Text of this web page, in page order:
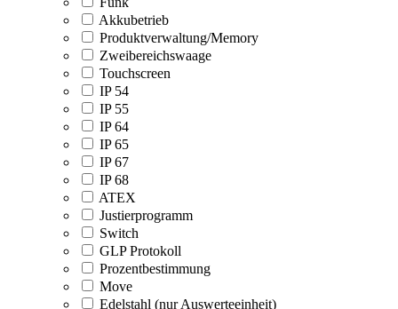
Akkubetrieb
Produktverwaltung/Memory
Zweibereichswaage
Touchscreen
IP 54
IP 55
IP 64
IP 65
IP 67
IP 68
ATEX
Justierprogramm
Switch
GLP Protokoll
Prozentbestimmung
Move
Edelstahl (nur Auswerteeinheit)